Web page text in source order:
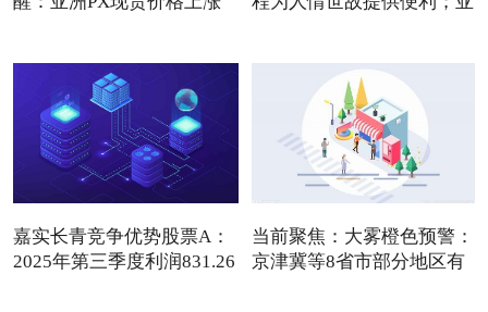
嘉实长青竞争优势股票A：
2025年第三季度利润831.26
当前聚焦：大雾橙色预警：
京津冀等8省市部分地区有